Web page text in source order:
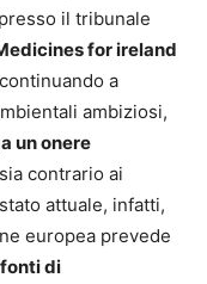
il tribunale
for ireland
a
ambiziosi,
un onere
contrario ai
attuale, infatti,
europea prevede
di